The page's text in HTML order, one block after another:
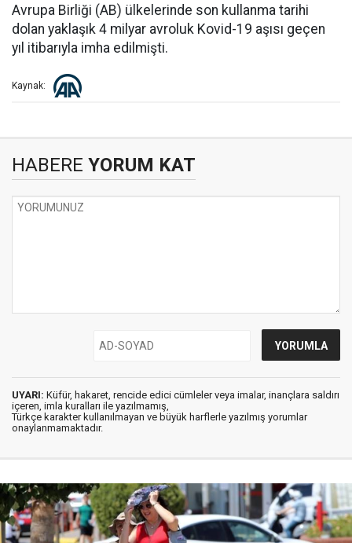
Avrupa Birliği (AB) ülkelerinde son kullanma tarihi
dolan yaklaşık 4 milyar avroluk Kovid-19 aşısı geçen
yıl itibarıyla imha edilmişti.
Kaynak:
HABERE YORUM KAT
UYARI: Küfür, hakaret, rencide edici cümleler veya imalar, inançlara saldırı
içeren, imla kuralları ile yazılmamış,
Türkçe karakter kullanılmayan ve büyük harflerle yazılmış yorumlar
onaylanmamaktadır.